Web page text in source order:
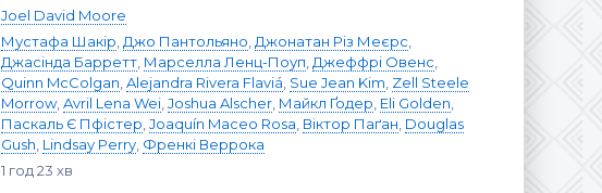
Joel David Moore
Мустафа Шакір Джо Пантольяно Джонатан Різ Меєрс
Джасінда Барретт Марселла Ленц-Поуп Джеффрі Овенс
Quinn McColgan Alejandra Rivera Flaviá Sue Jean Kim Zell Steele
Morrow, Avril Lena Wei Joshua Alscher Майкл Ґодер Eli Golden
Паскаль Є Пфістер Joaquín Maceo Rosa Віктор Паґан Douglas
Gush Lindsay Perry Френкі Веррока
1 год 23 хв